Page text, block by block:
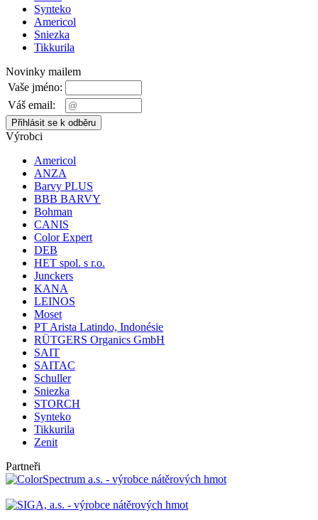
Synteko
Americol
Sniezka
Tikkurila
Novinky mailem
Vaše jméno:
Váš email:
Výrobci
Americol
ANZA
Barvy PLUS
BBB BARVY
Bohman
CANIS
Color Expert
DEB
HET spol. s r.o.
Junckers
KANA
LEINOS
Moset
PT Arista Latindo, Indonésie
RÜTGERS Organics GmbH
SAIT
SAITAC
Schuller
Sniezka
STORCH
Synteko
Tikkurila
Zenit
Partneři